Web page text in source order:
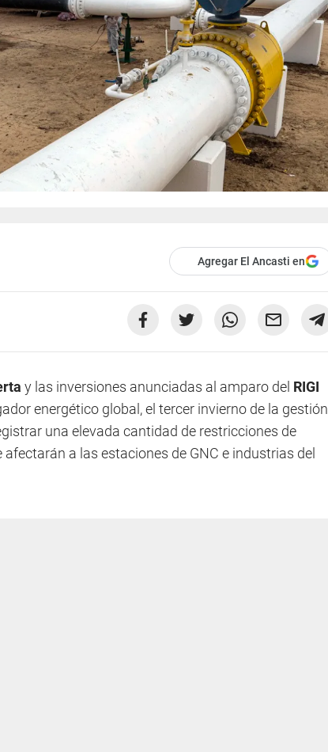
Agregar El Ancasti en
y las inversiones anunciadas al amparo del RIGI
energético global, el tercer invierno de la gestión
una elevada cantidad de restricciones de
a las estaciones de GNC e industrias del